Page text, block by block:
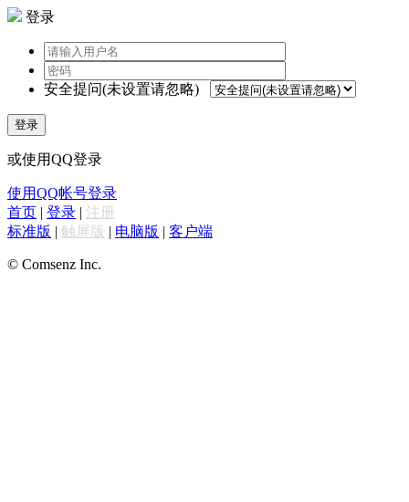
登录
安全提问(未设置请忽略)
登录
或使用QQ登录
使用QQ帐号登录
首页 | 登录 | 注册
标准版 | 触屏版 | 电脑版 | 客户端
© Comsenz Inc.